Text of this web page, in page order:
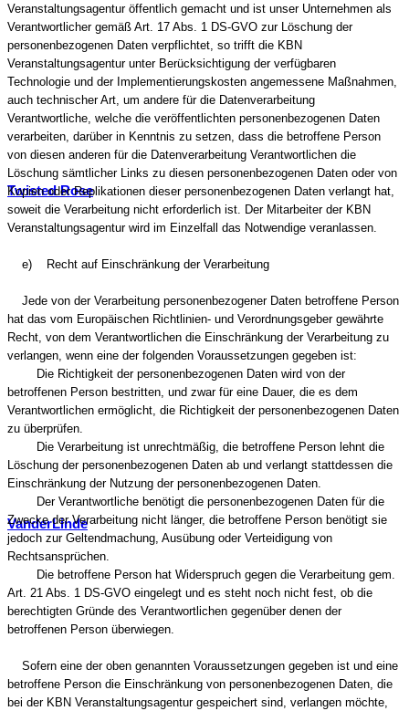
Twisted Rose
VanderLinde
Veranstaltungsagentur öffentlich gemacht und ist unser Unternehmen als
Verantwortlicher gemäß Art. 17 Abs. 1 DS-GVO zur Löschung der
personenbezogenen Daten verpflichtet, so trifft die KBN
Veranstaltungsagentur unter Berücksichtigung der verfügbaren
Technologie und der Implementierungskosten angemessene Maßnahmen,
auch technischer Art, um andere für die Datenverarbeitung
Verantwortliche, welche die veröffentlichten personenbezogenen Daten
verarbeiten, darüber in Kenntnis zu setzen, dass die betroffene Person
von diesen anderen für die Datenverarbeitung Verantwortlichen die
Löschung sämtlicher Links zu diesen personenbezogenen Daten oder von
Kopien oder Replikationen dieser personenbezogenen Daten verlangt hat,
soweit die Verarbeitung nicht erforderlich ist. Der Mitarbeiter der KBN
Veranstaltungsagentur wird im Einzelfall das Notwendige veranlassen.
e) Recht auf Einschränkung der Verarbeitung
Jede von der Verarbeitung personenbezogener Daten betroffene Person
hat das vom Europäischen Richtlinien- und Verordnungsgeber gewährte
Recht, von dem Verantwortlichen die Einschränkung der Verarbeitung zu
verlangen, wenn eine der folgenden Voraussetzungen gegeben ist:
Die Richtigkeit der personenbezogenen Daten wird von der
betroffenen Person bestritten, und zwar für eine Dauer, die es dem
Verantwortlichen ermöglicht, die Richtigkeit der personenbezogenen Daten
zu überprüfen.
Die Verarbeitung ist unrechtmäßig, die betroffene Person lehnt die
Löschung der personenbezogenen Daten ab und verlangt stattdessen die
Einschränkung der Nutzung der personenbezogenen Daten.
Der Verantwortliche benötigt die personenbezogenen Daten für die
Zwecke der Verarbeitung nicht länger, die betroffene Person benötigt sie
jedoch zur Geltendmachung, Ausübung oder Verteidigung von
Rechtsansprüchen.
Die betroffene Person hat Widerspruch gegen die Verarbeitung gem.
Art. 21 Abs. 1 DS-GVO eingelegt und es steht noch nicht fest, ob die
berechtigten Gründe des Verantwortlichen gegenüber denen der
betroffenen Person überwiegen.
Sofern eine der oben genannten Voraussetzungen gegeben ist und eine
betroffene Person die Einschränkung von personenbezogenen Daten, die
bei der KBN Veranstaltungsagentur gespeichert sind, verlangen möchte,